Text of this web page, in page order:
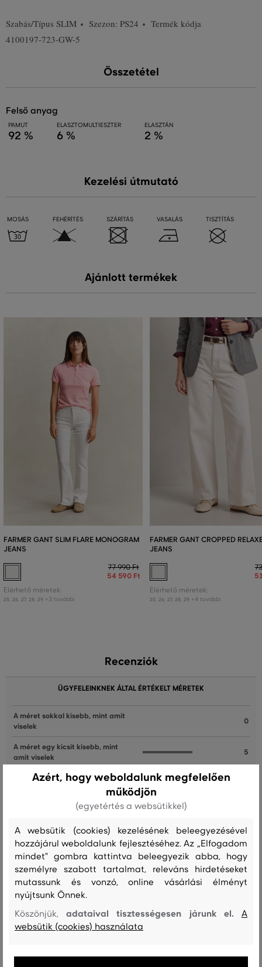
Szabás/Típus SLIM Szezon: PS24
Termék kódja
4100197-723-GW-5
Összetétel
felső anyag
PAMUT
92 %
ELASZTOMULTIESZTER
6 %
ELASZTÁN
2 %
Kezelési útmutató
MOSÁS FEHÉRÍTÉS SZÁRÍTÁS VASALÁS TISZTÍTÁS
Ajánlott termékek
FARMER GANT SLIM FLARE MONOGRAM
JEANS
77 990 Ft
54 590 Ft
Elérhető méretek:
25 26 27, 28 29 +3 további
FARMER GANT CROPPED
JEANS
Elérhető méretek:
25 26 27, 28 29 +4 további
Recenziók
ÜGYFELEINKNEK ÁLTAL ÉRTÉKELT MÉRETEK
A méret sokkal kisebb, mint amit
viselek
0
A méret egy kicsit kisebb, mint
amit viselek
5
A méret megegyezik az általam
A méret egy kicsit nagyobb, mint
A méret sokkal nagyobb, mint
amit viselek
0
Szép nadrág volt, de sajnos kisebb volt mint más hasonló
méretezésű termék
Szín
Méret:
Hogy áll?: A méret egy kicsit kisebb, mint amit
Zsuzsanna G.
Azért, hogy weboldalunk megfelelően
működjön
(egyetértés a websütikkel)
A websütik (cookies) kezelésének beleegyezésével
hozzájárul weboldalunk fejlesztéséhez. Az „Elfogadom
mindet" gombra kattintva beleegyezik abba, hogy
személyre szabott tartalmat, releváns hirdetéseket
mutassunk és vonzó, online vásárlási élményt
nyújtsunk Önnek.
Köszönjük,adataival tisztességesen járunk el.A
websütik (cookies) használata